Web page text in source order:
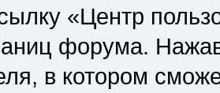
«Центр
форума.
в котором